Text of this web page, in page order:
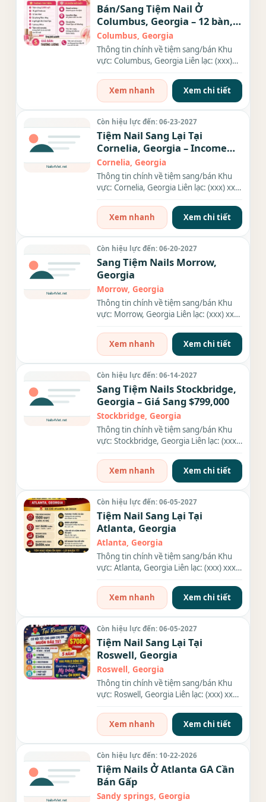
Bán/Sang Tiệm Nail Ở
Columbus, Georgia – 12 bàn,
15 ghế
Columbus, Georgia
Thông tin chính về tiệm sang/bán Khu
vực: Columbus, Georgia Liên lạc: (xxx)
Xem nhanh
Xem chi tiết
Còn hiệu lực đến: 06-23-2027
Tiệm Nail Sang Lại Tại
Cornelia, Georgia – Income
$18K
Cornelia, Georgia
Thông tin chính về tiệm sang/bán Khu
vực: Cornelia, Georgia Liên lạc: (xxx) xxx-
Xem nhanh
Xem chi tiết
Còn hiệu lực đến: 06-20-2027
Sang Tiệm Nails Morrow,
Georgia
Morrow, Georgia
Thông tin chính về tiệm sang/bán Khu
vực: Morrow, Georgia Liên lạc: (xxx) xxx-
Xem nhanh
Xem chi tiết
Còn hiệu lực đến: 06-14-2027
Sang Tiệm Nails Stockbridge,
Georgia – Giá Sang $799,000
Stockbridge, Georgia
Thông tin chính về tiệm sang/bán Khu
vực: Stockbridge, Georgia Liên lạc: (xxx)
Xem nhanh
Xem chi tiết
Còn hiệu lực đến: 06-05-2027
Tiệm Nail Sang Lại Tại
Atlanta, Georgia
Atlanta, Georgia
Thông tin chính về tiệm sang/bán Khu
vực: Atlanta, Georgia Liên lạc: (xxx) xxx-
Xem nhanh
Xem chi tiết
Còn hiệu lực đến: 06-05-2027
Tiệm Nail Sang Lại Tại
Roswell, Georgia
Roswell, Georgia
Thông tin chính về tiệm sang/bán Khu
vực: Roswell, Georgia Liên lạc: (xxx) xxx-
Xem nhanh
Xem chi tiết
Còn hiệu lực đến: 10-22-2026
Tiệm Nails Ở Atlanta GA Cần
Bán Gấp
Sandy springs, Georgia